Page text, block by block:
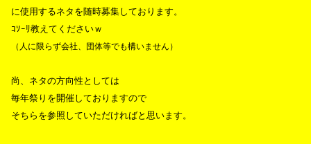
に使用するネタを随時募集しております。
ｺｿｰﾘ教えてくださいｗ
（人に限らず会社、団体等でも構いません）
尚、ネタの方向性としては
毎年祭りを開催しておりますので
そちらを参照していただければと思います。